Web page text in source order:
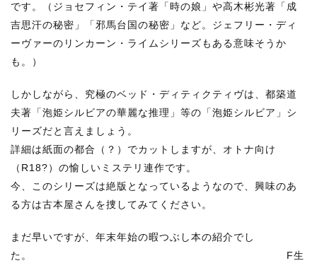
です。（ジョセフィン・テイ著「時の娘」や高木彬光著「成
吉思汗の秘密」「邪馬台国の秘密」など。ジェフリー・ディ
ーヴァーのリンカーン・ライムシリーズもある意味そうか
も。）
しかしながら、究極のベッド・ディティクティヴは、都築道
夫著「泡姫シルビアの華麗な推理」等の「泡姫シルビア」シ
リーズだと言えましょう。
詳細は紙面の都合（？）でカットしますが、オトナ向け
（R18?）の愉しいミステリ連作です。
今、このシリーズは絶版となっているようなので、興味のあ
る方は古本屋さんを捜してみてください。
まだ早いですが、年末年始の暇つぶし本の紹介でし
た。 F生